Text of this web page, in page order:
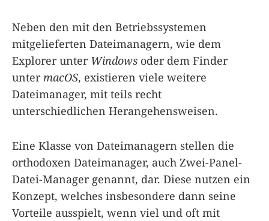
Neben den mit den Betriebssystemen
mitgelieferten Dateimanagern, wie dem
Explorer unter Windows oder dem Finder
unter macOS, existieren viele weitere
Dateimanager, mit teils recht
unterschiedlichen Herangehensweisen.
Eine Klasse von Dateimanagern stellen die
orthodoxen Dateimanager, auch Zwei-Panel-
Datei-Manager genannt, dar. Diese nutzen ein
Konzept, welches insbesondere dann seine
Vorteile ausspielt, wenn viel und oft mit